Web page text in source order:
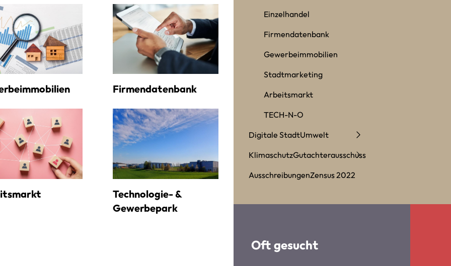
Firmendatenbank
Technologie- &
Gewerbepark
Einzelhandel
Firmendatenbank
Gewerbeimmobilien
Stadtmarketing
Arbeitsmarkt
TECH-N-O
Digitale StadtUmwelt
KlimaschutzGutachterausschuss
AusschreibungenZensus 2022
Oft gesucht